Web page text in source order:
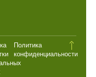
Политика
конфиденциальности